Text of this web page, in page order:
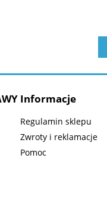
Informacje
Regulamin sklepu
Zwroty i reklamacje
Pomoc